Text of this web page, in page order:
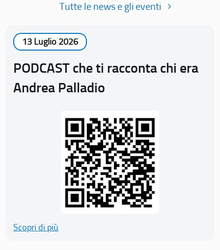
Tutte le news e gli eventi
13 Luglio 2026
PODCAST che ti racconta chi era
Andrea Palladio
Scopri di più